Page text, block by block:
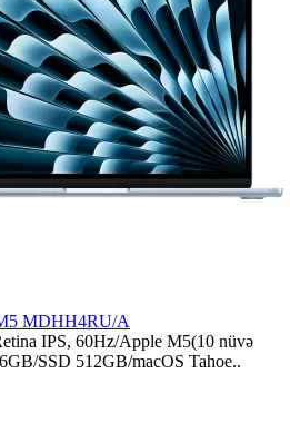
MDHH4RU/A
IPS, 60Hz/Apple M5(10 nüvə
SSD 512GB/macOS Tahoe..